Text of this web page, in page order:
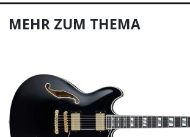
MEHR ZUM THEMA